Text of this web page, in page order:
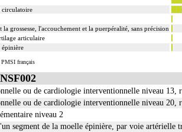
circulatoire
grossesse, l'accouchement et la puerpéralité, sans précision
articulaire
épinière
français
ou de cardiologie interventionnelle niveau 13,
ou de cardiologie interventionnelle niveau 20,
niveau 2
segment de la moelle épinière, par voie artérielle